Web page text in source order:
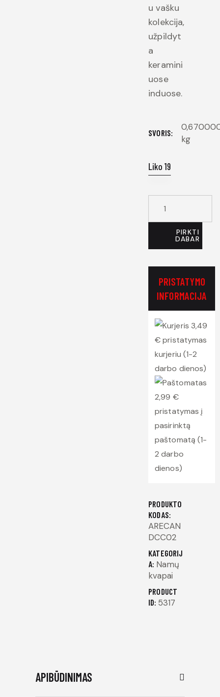
u vašku
kolekcija,
užpildyt
a
keramini
uose
induose.
SVORIS
kg
Liko 19
PIRKTI
DABAR
PRISTATYMO
INFORMACIJA
3,49
€ pristatymas
kurjeriu (1-2
darbo dienos)
2,99 €
pristatymas į
pasirinktą
paštomatą (1-
2 darbo
dienos)
PRODUKTO
KODAS:
ARECAN
DCC02
KATEGORIJ
A: Namų
kvapai
PRODUCT
ID: 5317
APIBŪDINIMAS